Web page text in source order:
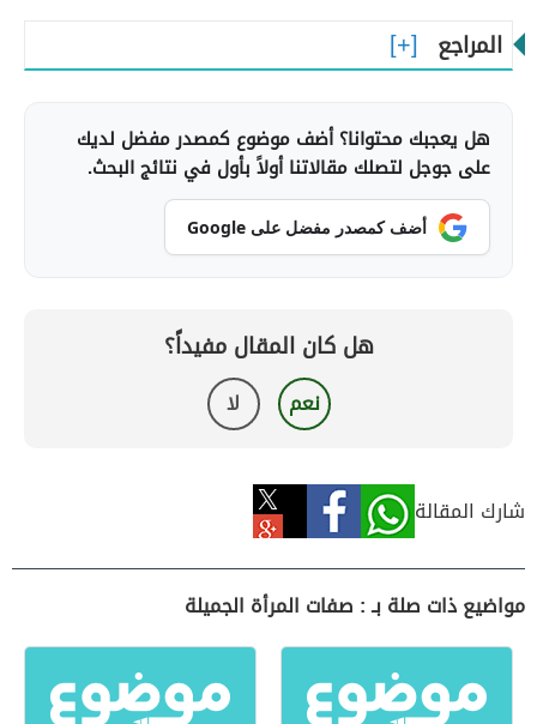
المراجع
هل يعجبك محتوانا؟ أضف موضوع كمصدر مفضل لديك
على جوجل لتصلك مقالاتنا أولاً بأول في نتائج البحث.
أضف كمصدر مفضل على Google
هل كان المقال مفيداً؟
نعم لا
شارك المقالة
مواضيع ذات صلة بـ : صفات المرأة الجميلة